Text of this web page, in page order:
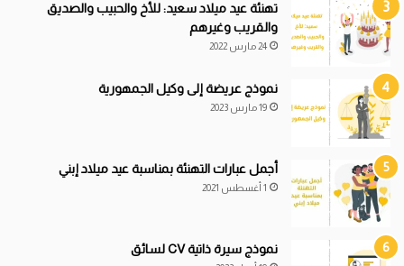
تهنئة عيد ميلاد سعيد: للأخ والحبيب والصديق
والقريب وغيرهم
24 مارس 2022
نموذج عريضة إلى وكيل الجمهورية
19 مارس 2023
أجمل عبارات التهنئة بمناسبة عيد ميلاد إبني
1 أغسطس 2021
نموذج سيرة ذاتية CV لسائق